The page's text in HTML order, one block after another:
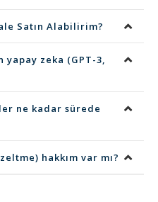
Satın Alabilirim?
yapay zeka (GPT-3,
ne kadar sürede
hakkım var mı?